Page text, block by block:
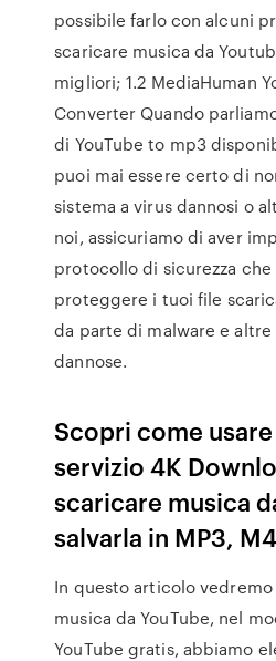
possibile farlo con alcuni
scaricare musica da
migliori; 1.2 MediaHuman
Converter Quando
di YouTube to mp3
puoi mai essere certo di
sistema a virus dannosi o
noi, assicuriamo di aver
protocollo di sicurezza che
proteggere i tuoi file
da parte di malware e
dannose.
Scopri come
servizio 4K
scaricare musica
salvarla in MP3,
In questo articolo
musica da YouTube, nel
YouTube gratis, abbiamo